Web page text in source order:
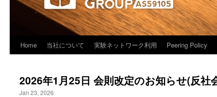
Home 当社について 実験ネットワーク利用 Peering Policy
2026年1月25日 会則改定のお知らせ(反社
Jan 23, 2026